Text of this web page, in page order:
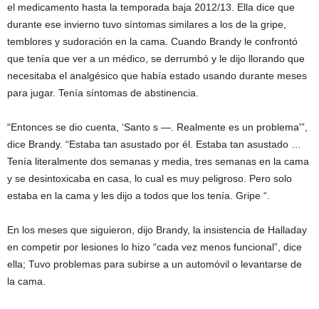
el medicamento hasta la temporada baja 2012/13. Ella dice que
durante ese invierno tuvo síntomas similares a los de la gripe,
temblores y sudoración en la cama. Cuando Brandy le confrontó
que tenía que ver a un médico, se derrumbó y le dijo llorando que
necesitaba el analgésico que había estado usando durante meses
para jugar. Tenía síntomas de abstinencia.
“Entonces se dio cuenta, ‘Santo s —. Realmente es un problema'”,
dice Brandy. “Estaba tan asustado por él. Estaba tan asustado …
Tenía literalmente dos semanas y media, tres semanas en la cama
y se desintoxicaba en casa, lo cual es muy peligroso. Pero solo
estaba en la cama y les dijo a todos que los tenía. Gripe “.
En los meses que siguieron, dijo Brandy, la insistencia de Halladay
en competir por lesiones lo hizo “cada vez menos funcional”, dice
ella; Tuvo problemas para subirse a un automóvil o levantarse de
la cama.